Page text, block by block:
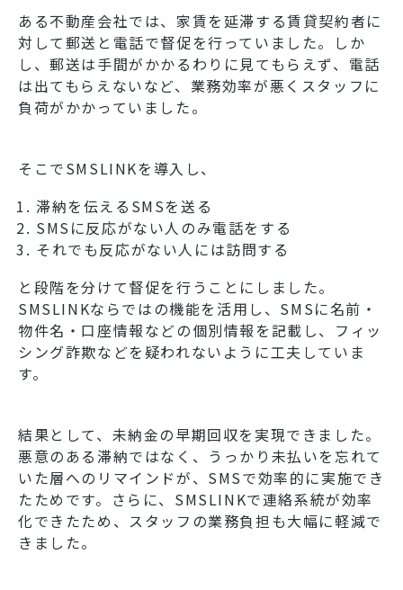
ある不動産会社では、家賃を延滞する賃貸契約者に
対して郵送と電話で督促を行っていました。しか
し、郵送は手間がかかるわりに見てもらえず、電話
は出てもらえないなど、業務効率が悪くスタッフに
負荷がかかっていました。
そこでSMSLINKを導入し、
滞納を伝えるSMSを送る
SMSに反応がない人のみ電話をする
それでも反応がない人には訪問する
と段階を分けて督促を行うことにしました。
SMSLINKならではの機能を活用し、SMSに名前・
物件名・口座情報などの個別情報を記載し、フィッ
シング詐欺などを疑われないように工夫していま
す。
結果として、未納金の早期回収を実現できました。
悪意のある滞納ではなく、うっかり未払いを忘れて
いた層へのリマインドが、SMSで効率的に実施でき
たためです。さらに、SMSLINKで連絡系統が効率
化できたため、スタッフの業務負担も大幅に軽減で
きました。